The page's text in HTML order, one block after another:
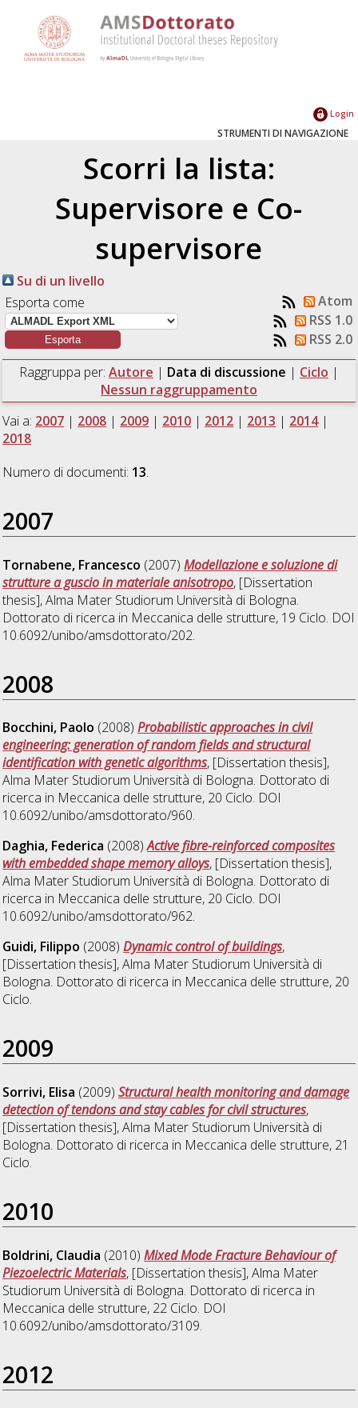
Login
STRUMENTI DI NAVIGAZIONE
Scorri la lista:
Supervisore e Co-
supervisore
Su di un livello
Esporta come
Atom
RSS 1.0
RSS 2.0
Raggruppa per: Autore | Data di discussione | Ciclo |
Nessun raggruppamento
Vai a: 2007 | 2008 | 2009 | 2010 | 2012 | 2013 | 2014|
2018
Numero di documenti: 13.
2007
Tornabene, Francesco (2007)Modellazione e soluzione di
strutture a guscio in materiale anisotropo, [Dissertation
thesis], Alma Mater Studiorum Università di Bologna.
Dottorato di ricerca in Meccanica delle strutture, 19 Ciclo. DOI
10.6092/unibo/amsdottorato/202.
2008
Bocchini, Paolo (2008)Probabilistic approaches in civil
engineering: generation of random fields and structural
identification with genetic algorithms, [Dissertation thesis],
Alma Mater Studiorum Università di Bologna. Dottorato di
ricerca in Meccanica delle strutture, 20 Ciclo. DOI
10.6092/unibo/amsdottorato/960.
Daghia, Federica (2008)Active fibre-reinforced composites
with embedded shape memory alloys, [Dissertation thesis],
Alma Mater Studiorum Università di Bologna. Dottorato di
ricerca in Meccanica delle strutture, 20 Ciclo. DOI
10.6092/unibo/amsdottorato/962.
Guidi, Filippo (2008)Dynamic control of buildings,
[Dissertation thesis], Alma Mater Studiorum Università di
Bologna. Dottorato di ricerca in Meccanica delle strutture, 20
Ciclo.
2009
Sorrivi, Elisa (2009)Structural health monitoring and damage
detection of tendons and stay cables for civil structures,
[Dissertation thesis], Alma Mater Studiorum Università di
Bologna. Dottorato di ricerca in Meccanica delle strutture, 21
Ciclo.
2010
Boldrini, Claudia (2010)Mixed Mode Fracture Behaviour of
Piezoelectric Materials, [Dissertation thesis], Alma Mater
Studiorum Università di Bologna. Dottorato di ricerca in
Meccanica delle strutture, 22 Ciclo. DOI
10.6092/unibo/amsdottorato/3109.
2012